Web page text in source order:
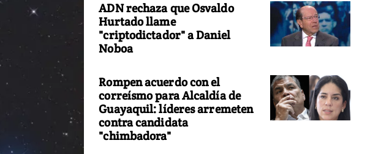
ADN rechaza que Osvaldo
Hurtado llame
"criptodictador" a Daniel
Noboa
Rompen acuerdo con el
correísmo para Alcaldía de
Guayaquil: líderes arremeten
contra candidata
"chimbadora"